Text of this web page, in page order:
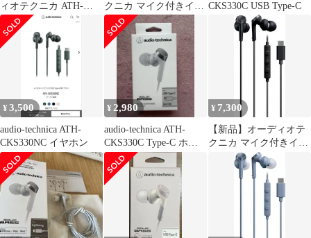
ィオテクニカ ATH-
CKS330NC BK
クニカ マイク付きイヤ
ホン USB Type-C/重低
音 有線 1.2m /カナル型
グリーン ATH-CKS330C
CKS330C USB Type-C
¥3,500
audio-technica ATH-
CKS330NC イヤホン
¥2,980
audio-technica ATH-
CKS330C Type-C ホワ
イト
¥ 7,300
【新品】オーディオテ
クニカ マイク付きイヤ
ホン USB Type-C/重低
音 有線 1.2m /カナル型
ブラック ATH-CKS330C